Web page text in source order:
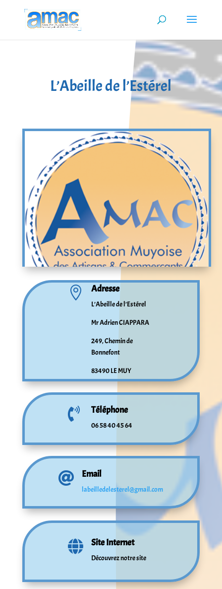
L’Abeille de l’Estérel
 Adresse
L’Abeille de l’Estérel
Mr Adrien CIAPPARA
249, Chemin de
Bonnefont
83490 LE MUY
 Téléphone
06 58 40 45 64
 Email
labeilledelesterel@gmail.com
 Site Internet
Découvrez notre site